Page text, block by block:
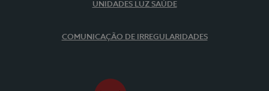
UNIDADES LUZ SAÚDE
COMUNICAÇÃO DE IRREGULARIDADES